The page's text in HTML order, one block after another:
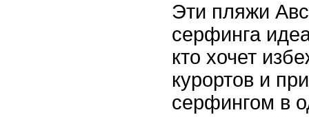
Эти пляжи
серфинга
кто хочет
курортов и
серфингом в